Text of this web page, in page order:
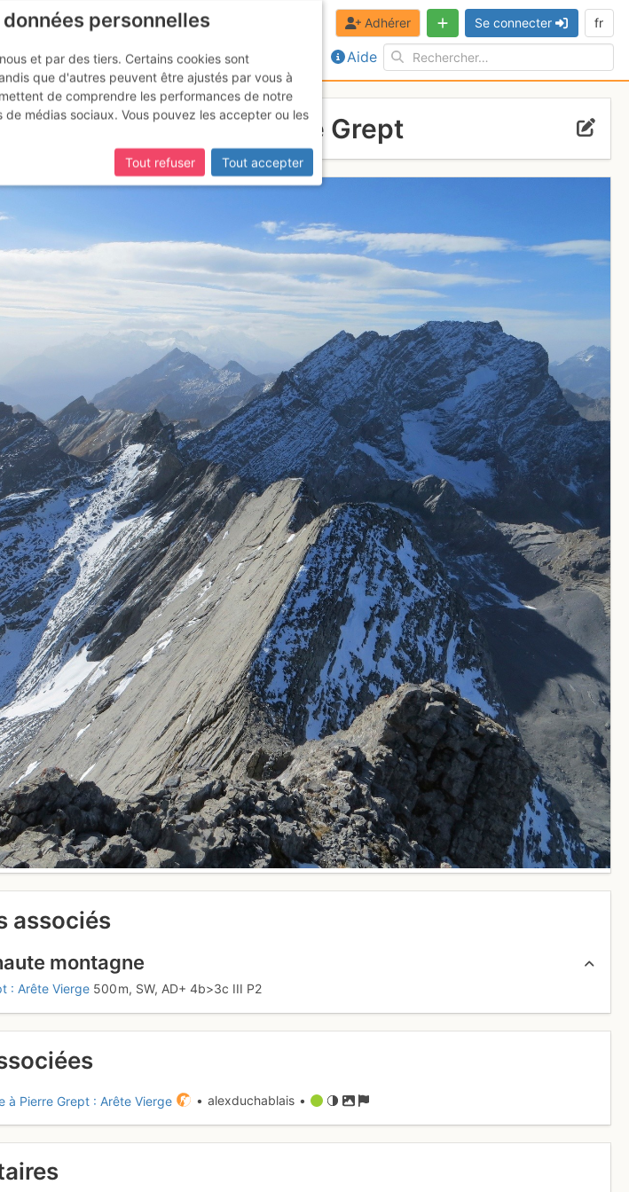
Aide
Adhérer Se connecter fr
de la Tête à Pierre Grept
associés
montagne
: Arête Vierge 500 m, SW, AD+4b>3c III P2
à Pierre Grept : Arête Vierge • alexduchablais •
personnelles
et par des tiers. Certains cookies sont
que d'autres peuvent être ajustés par vous à
de comprendre les performances de notre
médias sociaux. Vous pouvez les accepter ou les
Tout refuser
Tout accepter